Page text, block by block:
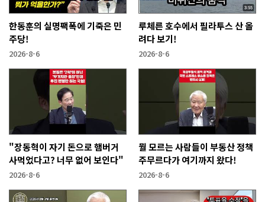
한동훈의 실명팩폭에 기죽은 민
주당!
2026-8-6
루체른 호수에서 필라투스 산 올
려다 보기!
2026-8-6
"장동혁이 자기 돈으로 햄버거
사먹었다고? 너무 없어 보인다"
2026-8-6
뭘 모르는 사람들이 부동산 정책
주무르다가 여기까지 왔다!
2026-8-6